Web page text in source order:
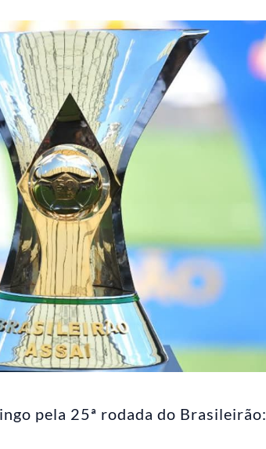
pela 25ª rodada do Brasileirão: